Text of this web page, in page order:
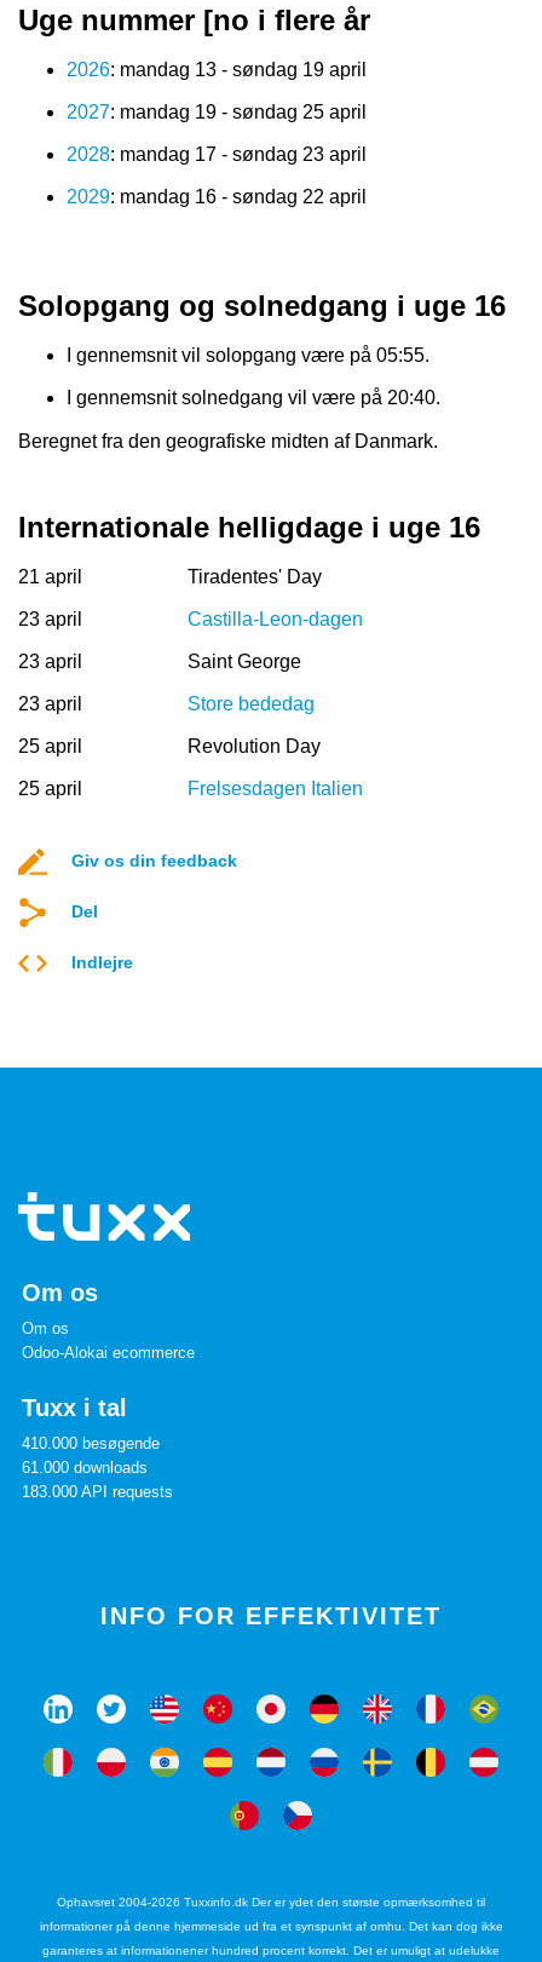
Uge nummer [no i flere år
2026: mandag 13 - søndag 19 april
2027: mandag 19 - søndag 25 april
2028: mandag 17 - søndag 23 april
2029: mandag 16 - søndag 22 april
Solopgang og solnedgang i uge 16
I gennemsnit vil solopgang være på 05:55.
I gennemsnit solnedgang vil være på 20:40.
Beregnet fra den geografiske midten af Danmark.
Internationale helligdage i uge 16
21 april Tiradentes' Day
23 april Castilla-Leon-dagen
23 april Saint George
23 april Store bededag
25 april Revolution Day
25 april Frelsesdagen Italien
Giv os din feedback
Del
Indlejre
Om os
Om os
Odoo-Alokai ecommerce
Tuxx i tal
410.000 besøgende
61.000 downloads
183.000 API requests
INFO FOR EFFEKTIVITET
Ophavsret 2004-2026 Tuxxinfo.dk Der er ydet den største opmærksomhed til
informationer på denne hjemmeside ud fra et synspunkt af omhu. Det kan dog ikke
garanteres at informationener hundred procent korrekt. Det er umuligt at udelukke